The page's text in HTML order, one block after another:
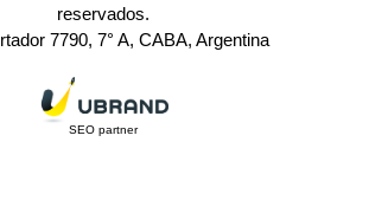
reservados.
7790, 7° A, CABA, Argentina
SEO partner